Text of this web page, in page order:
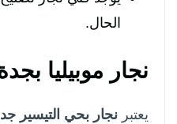
الحال.
نجار موبيليا
يعتبر نجار بحي التيسير